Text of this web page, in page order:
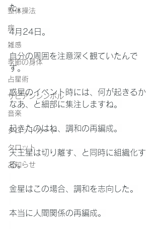
整体操法
病
雑感
季節の身体
占星術
サビアンシンボル
音楽
タロットカード
タロット
お知らせ
た。
4月24日。
自分の周囲を注意深く観ていたんで
す。
惑星のイベント時には、何が起きるか
なあ、と細部に集注しますね。
起きたのはね、調和の再編成。
天王星は切り離す、と同時に組織化す
る。
金星はこの場合、調和を志向した。
本当に人間関係の再編成。